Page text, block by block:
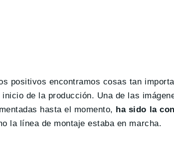
positivos encontramos cosas tan
inicio de la producción. Una de las
hasta el momento, ha sido la
la línea de montaje estaba en marcha.